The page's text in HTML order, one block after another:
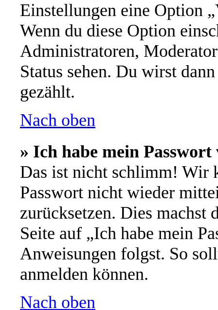
Einstellungen eine Option
Wenn du diese Option
Administratoren,
Status sehen. Du wirst
gezählt.
Nach oben
» Ich habe mein Passwort
Das ist nicht schlimm! Wir
Passwort nicht wieder
zurücksetzen. Dies machst
Seite auf „Ich habe mein
Anweisungen folgst. So
anmelden können.
Nach oben